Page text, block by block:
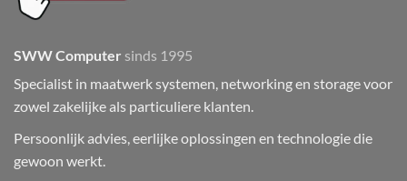
SWW Computer sinds 1995
Specialist in maatwerk systemen, networking en storage voor
zowel zakelijke als particuliere klanten.
Persoonlijk advies, eerlijke oplossingen en technologie die
gewoon werkt.